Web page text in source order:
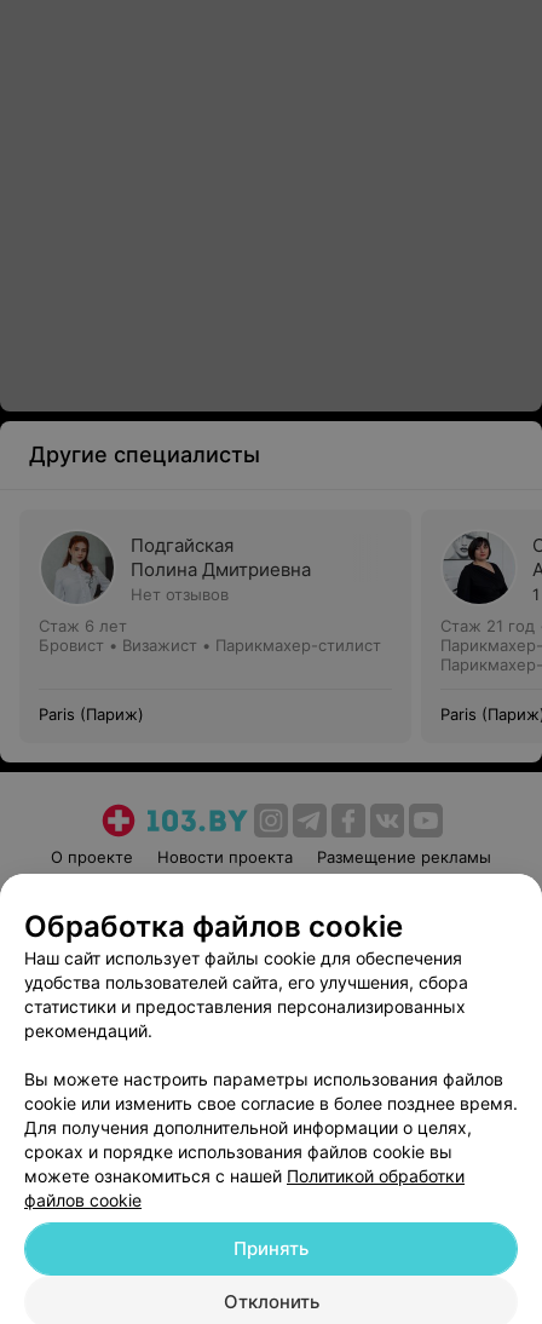
Другие специалисты
Подгайская
Полина Дмитриевна
Нет отзывов
Стаж 6 лет
Бровист • Визажист • Парикмахер-стилист
Paris (Париж)
Стаж 21 год
Paris
О проекте Новости проекта
Размещение рекламы
Пользовательское соглашение
Способы оплаты
Вакансии
Партнеры
Написать руководителю 103.by
Обработка персональных данных
© 2026 ООО «Артокс Лаб», УНП 191700409
| 220012, Республика Беларусь,
Обработка файлов cookie
Наш сайт использует файлы cookie для обеспечения
удобства пользователей сайта, его улучшения, сбора
статистики и предоставления персонализированных
рекомендаций.
Вы можете настроить параметры использования файлов
cookie или изменить свое согласие в более позднее время.
Для получения дополнительной информации о целях,
сроках и порядке использования файлов cookie вы
можете ознакомиться с нашей Политикой обработки
файлов cookie
Отклонить
Принять